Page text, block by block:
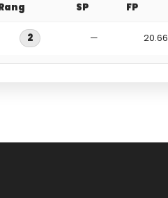
SP FP
2 — 20.66